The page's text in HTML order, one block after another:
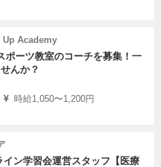
Up Academy
ポーツ教室のコーチを募集！一
んか？
時給1,050〜1,200円
イン学習会運営スタッフ【医療